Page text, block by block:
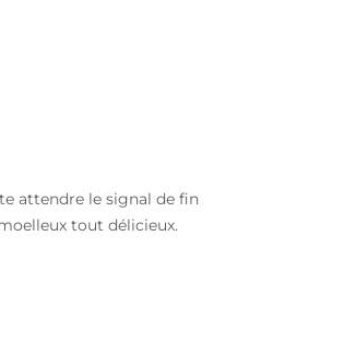
attendre le signal de fin
tout délicieux.